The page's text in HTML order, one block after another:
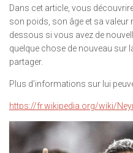
Dans cet article, vous
son poids, son âge et sa valeur
dessous si vous avez de
quelque chose de nouveau sur
partager.
Plus d’informations sur lui
https://fr.wikipedia.org/wiki/